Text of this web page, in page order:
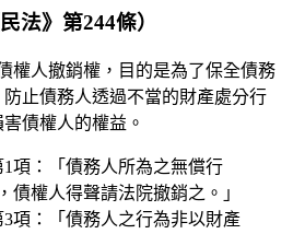
法》第244條）
權人撤銷權，目的是為了保全債務
止債務人透過不當的財產處分行
債權人的權益。
1項：「債務人所為之無償行
債權人得聲請法院撤銷之。」
3項：「債務人之行為非以財產